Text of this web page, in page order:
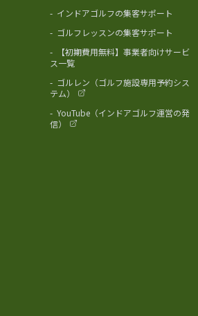
- インドアゴルフの集客サポート
- ゴルフレッスンの集客サポート
-
【初期費用無料】事業者向けサービ
ス一覧
- ゴルレン（ゴルフ施設専用予約シス
テム）
- YouTube（インドアゴルフ運営の発
信）